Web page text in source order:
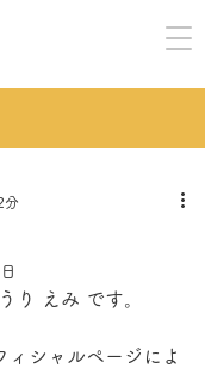
分
り えみ です。
シャルページによ